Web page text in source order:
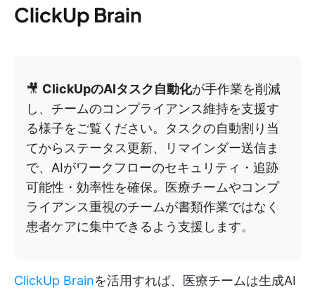
ClickUp Brain
🎥 ClickUpのAIタスク自動化が手作業を削減
し、チームのコンプライアンス維持を支援す
る様子をご覧ください。タスクの自動割り当
てからステータス更新、リマインダー送信ま
で、AIがワークフローのセキュリティ・追跡
可能性・効率性を確保。医療チームやコンプ
ライアンス重視のチームが書類作業ではなく
患者ケアに集中できるよう支援します。
ClickUp Brainを活用すれば、医療チームは生成AI